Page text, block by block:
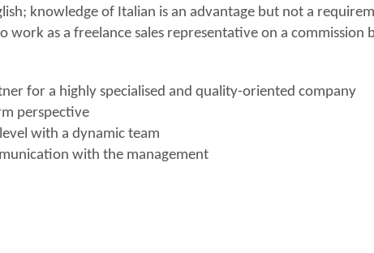
knowledge of Italian is an advantage but not a
work as a freelance sales representative on a commission
for a highly specialised and quality-oriented company
perspective
with a dynamic team
with the management